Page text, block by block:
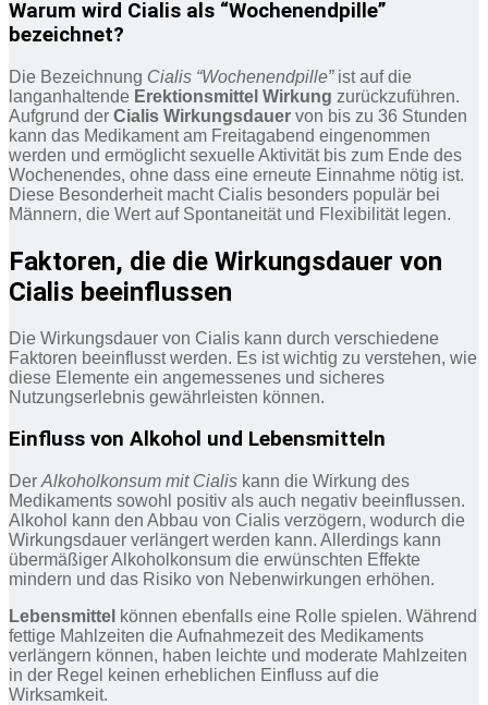
Warum wird Cialis als “Wochenendpille”
bezeichnet?
Die Bezeichnung Cialis “Wochenendpille”ist auf die
langanhaltende Erektionsmittel Wirkung zurückzuführen.
Aufgrund der Cialis Wirkungsdauer von bis zu 36 Stunden
kann das Medikament am Freitagabend eingenommen
werden und ermöglicht sexuelle Aktivität bis zum Ende des
Wochenendes, ohne dass eine erneute Einnahme nötig ist.
Diese Besonderheit macht Cialis besonders populär bei
Männern, die Wert auf Spontaneität und Flexibilität legen.
Faktoren, die die Wirkungsdauer von
Cialis beeinflussen
Die Wirkungsdauer von Cialis kann durch verschiedene
Faktoren beeinflusst werden. Es ist wichtig zu verstehen, wie
diese Elemente ein angemessenes und sicheres
Nutzungserlebnis gewährleisten können.
Einfluss von Alkohol und Lebensmitteln
Der Alkoholkonsum mit Cialis kann die Wirkung des
Medikaments sowohl positiv als auch negativ beeinflussen.
Alkohol kann den Abbau von Cialis verzögern, wodurch die
Wirkungsdauer verlängert werden kann. Allerdings kann
übermäßiger Alkoholkonsum die erwünschten Effekte
mindern und das Risiko von Nebenwirkungen erhöhen.
Lebensmittel können ebenfalls eine Rolle spielen. Während
fettige Mahlzeiten die Aufnahmezeit des Medikaments
verlängern können, haben leichte und moderate Mahlzeiten
in der Regel keinen erheblichen Einfluss auf die
Wirksamkeit.